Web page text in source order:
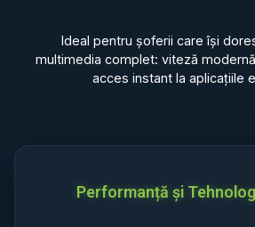
Ideal pentru șoferii care își
multimedia complet: viteză
acces instant la aplicațiile
Performanță și